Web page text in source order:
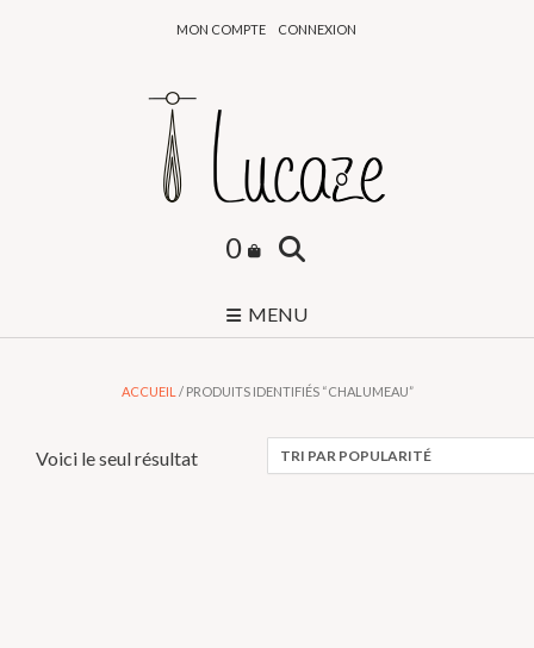
MON COMPTE CONNEXION
0
MENU
ACCUEIL / PRODUITS IDENTIFIÉS “CHALUMEAU”
Voici le seul résultat